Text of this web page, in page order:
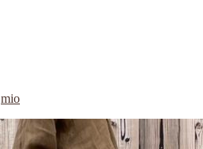
mio